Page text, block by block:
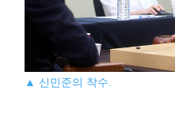
▲ 신민준의 착수.